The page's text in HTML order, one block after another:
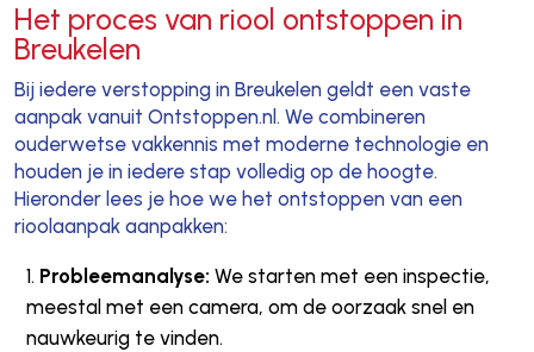
Het proces van riool ontstoppen in
Breukelen
Bij iedere verstopping in Breukelen geldt een vaste
aanpak vanuit Ontstoppen.nl. We combineren
ouderwetse vakkennis met moderne technologie en
houden je in iedere stap volledig op de hoogte.
Hieronder lees je hoe we het ontstoppen van een
rioolaanpak aanpakken:
Probleemanalyse: We starten met een inspectie,
meestal met een camera, om de oorzaak snel en
nauwkeurig te vinden.